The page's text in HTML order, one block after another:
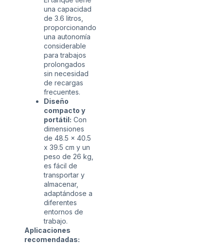
una capacidad
de 3.6 litros,
proporcionando
una autonomía
considerable
para trabajos
prolongados
sin necesidad
de recargas
frecuentes.
Diseño
compacto y
portátil: Con
dimensiones
de 48.5 x 40.5
x 39.5 cm y un
peso de 26 kg,
es fácil de
transportar y
almacenar,
adaptándose a
diferentes
entornos de
trabajo.
Aplicaciones
recomendadas: